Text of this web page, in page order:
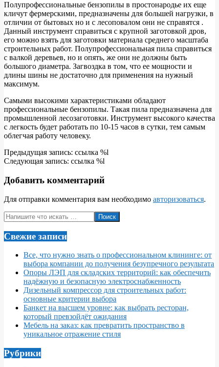
Полупрофессиональные бензопилы в простонародье их еще
кличут фермерскими, предназначены для большей нагрузки, в
отличии от бытовых но и с лесоповалом они не справятся .
Данный инструмент справиться с крупной заготовкой дров,
его можно взять для заготовки материала среднего масштаба
строительных работ. Полупрофессиональная пила справиться
с валкой деревьев, но и опять, же они не должны быть
большого диаметра. Загвоздка в том, что ее мощности и
длины шины не достаточно для применения на нужный
максимум.
Самыми высокими характеристиками обладают
профессиональные бензопилы. Такая пила предназначена для
промышленной лесозаготовки. Инструмент высокого качества
с легкость будет работать по 10-15 часов в сутки, тем самым
облегчая работу человеку.
2018-
01-
Предыдущая запись: ссылка %l
Следующая запись: ссылка %l
Добавить комментарий
Для отправки комментария вам необходимо авторизоваться.
Поиск
Свежие записи
Все, что нужно знать о профессиональном клининге: от
выбора компании до получения безупречного результата
Опоры ЛЭП для складских территорий: как обеспечить
надёжную и безопасную электроснабженность
Дизельный компрессор для строительных работ:
основные критерии выбора
Банкет на высшем уровне: как выбрать ресторан,
который превзойдёт ожидания
Мебель на заказ: как превратить пространство в
уникальное отражение стиля
Рубрики